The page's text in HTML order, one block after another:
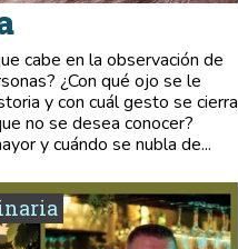
cabe en la observación de
¿Con qué ojo se le
y con cuál gesto se cierra
no se desea conocer?
y cuándo se nubla de...